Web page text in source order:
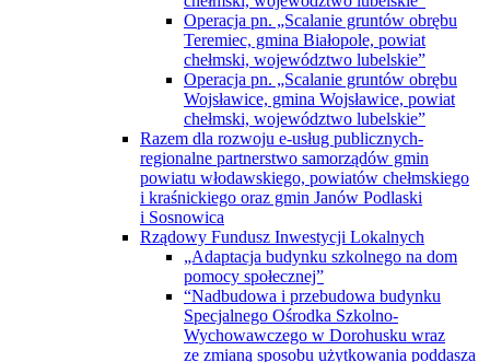
Operacja pn. „Scalanie gruntów obrębu
Teremiec, gmina Białopole, powiat
chełmski, województwo lubelskie”
Operacja pn. „Scalanie gruntów obrębu
Wojsławice, gmina Wojsławice, powiat
chełmski, województwo lubelskie”
Razem dla rozwoju e-usług publicznych-
regionalne partnerstwo samorządów gmin
powiatu włodawskiego, powiatów chełmskiego
i kraśnickiego oraz gmin Janów Podlaski
i Sosnowica
Rządowy Fundusz Inwestycji Lokalnych
„Adaptacja budynku szkolnego na dom
pomocy społecznej”
“Nadbudowa i przebudowa budynku
Specjalnego Ośrodka Szkolno-
Wychowawczego w Dorohusku wraz
ze zmianą sposobu użytkowania poddasza